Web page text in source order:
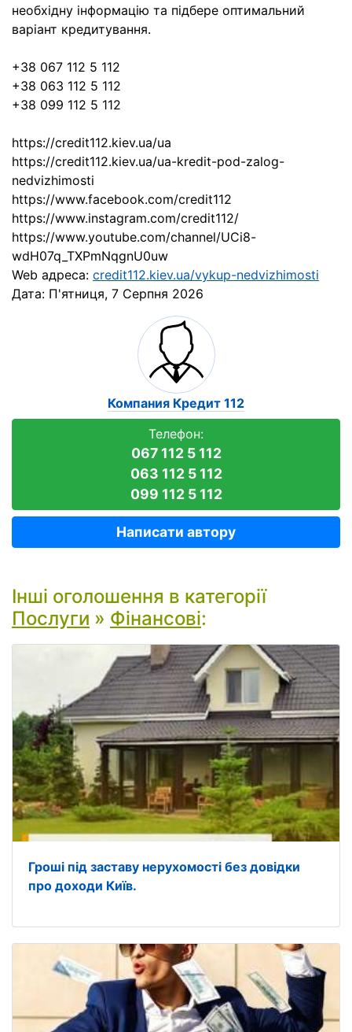
необхідну інформацію та підбере оптимальний
варіант кредитування.
+38 067 112 5 112
+38 063 112 5 112
+38 099 112 5 112
https://credit112.kiev.ua/ua
https://credit112.kiev.ua/ua-kredit-pod-zalog-
nedvizhimosti
https://www.facebook.com/credit112
https://www.instagram.com/credit112/
https://www.youtube.com/channel/UCi8-
wdH07q_TXPmNqgnU0uw
Web адреса: credit112.kiev.ua/vykup-nedvizhimosti
Дата: П'ятниця, 7 Серпня 2026
Компания Кредит 112
Телефон:
067 112 5 112
063 112 5 112
099 112 5 112
Написати автору
Інші оголошення в категорії
Послуги » Фінансові:
Гроші під заставу нерухомості без довідки
про доходи Київ.